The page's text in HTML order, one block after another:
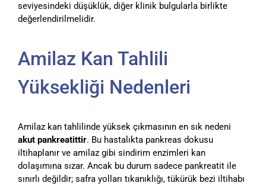
seviyesindeki düşüklük, diğer klinik bulgularla birlikte
değerlendirilmelidir.
Amilaz Kan Tahlili
Yüksekliği Nedenleri
Amilaz kan tahlilinde yüksek çıkmasının en sık nedeni
akut pankreatittir. Bu hastalıkta pankreas dokusu
iltihaplanır ve amilaz gibi sindirim enzimleri kan
dolaşımına sızar. Ancak bu durum sadece pankreatit ile
sınırlı değildir; safra yolları tıkanıklığı, tükürük bezi iltihabı